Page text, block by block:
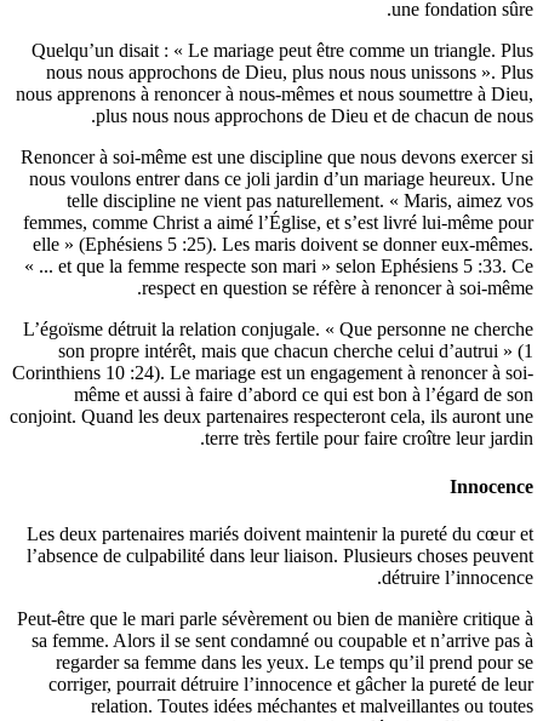
nous
nous
Renoncer
nous
telle
femmes,
elle »
« ... et
son
Corinthiens
conjoint.
Les deux
Peut-être
sa